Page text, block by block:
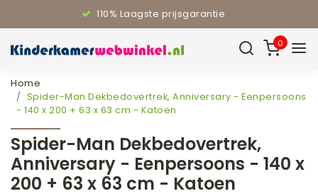
110% Laagste prijsgarantie
0
Home
Spider-Man Dekbedovertrek, Anniversary - Eenpersoons
- 140 x 200 + 63 x 63 cm - Katoen
Spider-Man Dekbedovertrek,
Anniversary - Eenpersoons - 140 x
200 + 63 x 63 cm - Katoen